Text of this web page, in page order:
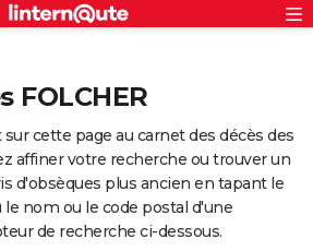
FOLCHER
cette page au carnet des décès des
affiner votre recherche ou trouver un
d'obsèques plus ancien en tapant le
nom ou le code postal d'une
de recherche ci-dessous.